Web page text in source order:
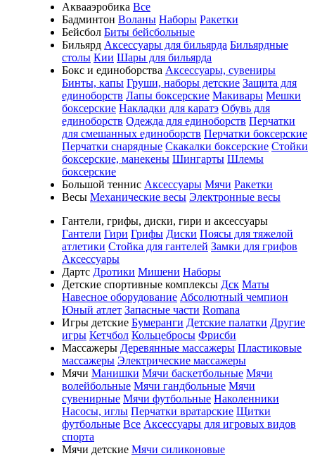
Аквааэробика Все
Бадминтон Воланы Наборы Ракетки
Бейсбол Биты бейсбольные
Бильярд Аксессуары для бильярда Бильярдные
столы Кии Шары для бильярда
Бокс и единоборства Аксессуары, сувениры
Бинты, капы Груши, наборы детские Защита для
единоборств Лапы боксерские Макивары Мешки
боксерские Накладки для каратэ Обувь для
единоборств Одежда для единоборств Перчатки
для смешанных единоборств Перчатки боксерские
Перчатки снарядные Скакалки боксерские Стойки
боксерские, манекены Шингарты Шлемы
боксерские
Большой теннис Аксессуары Мячи Ракетки
Весы Механические весы Электронные весы
Гантели, грифы, диски, гири и аксессуары
Гантели Гири Грифы Диски Поясы для тяжелой
атлетики Стойка для гантелей Замки для грифов
Аксессуары
Дартс Дротики Мишени Наборы
Детские спортивные комплексы Дск Маты
Навесное оборудование Абсолютный чемпион
Юный атлет Запасные части Romana
Игры детские Бумеранги Детские палатки Другие
игры Кетчбол Кольцебросы Фрисби
Массажеры Деревянные массажеры Пластиковые
массажеры Электрические массажеры
Мячи Манишки Мячи баскетбольные Мячи
волейбольные Мячи гандбольные Мячи
сувенирные Мячи футбольные Наколенники
Насосы, иглы Перчатки вратарские Щитки
футбольные Все Аксессуары для игровых видов
спорта
Мячи детские Мячи силиконовые